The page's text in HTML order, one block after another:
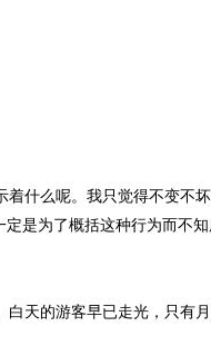
什么呢。我只觉得不变不
是为了概括这种行为而不
天的游客早已走光，只有